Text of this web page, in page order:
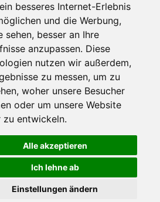
besseres Internet-Erlebnis
und die Werbung,
sehen, besser an Ihre
anzupassen. Diese
nutzen wir außerdem,
zu messen, um zu
woher unsere Besucher
oder um unsere Website
zu entwickeln.
Alle akzeptieren
Ich lehne ab
Einstellungen ändern
чтобы Вы могли использовать весь функционал
Вы сможете узнать подробности и, при желании,
Партнерам
Инвесторам
Медиа
Facebook
Twitter
YouTube
Google+